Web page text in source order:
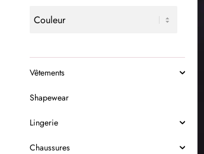
Vêtements
Shapewear
Lingerie
Chaussures